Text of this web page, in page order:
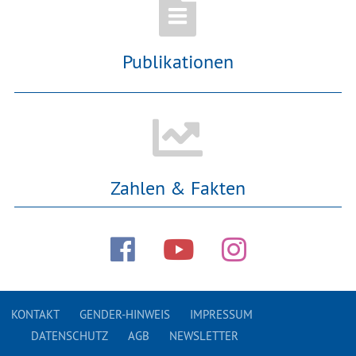
Publikationen
Zahlen & Fakten
KONTAKT GENDER-HINWEIS
IMPRESSUM
DATENSCHUTZ
AGB NEWSLETTER